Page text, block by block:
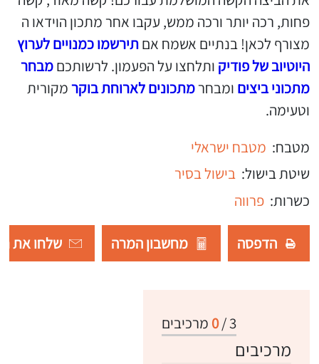
פחות, רכה יותר ורכה ממש, עקבו אחר מתכון הוידאו ה
מצורף לכאן! בנתיים אשמח אםתירשמו כמנויים לערוץ
היוטיוב של פודיק ותלחצו על הפעמון. לרשותכםמבחר
מתכוני ביצים ומבחרמתכונים לארוחת בוקרמקורית
וטעימה.
מטבח: מטבח ישראלי
שיטת בישול: בישול בסיר
כשרות: פרווה
הדפסה מחשבון המרה שלחו את
3
/
0 מרכיבים
מרכיבים